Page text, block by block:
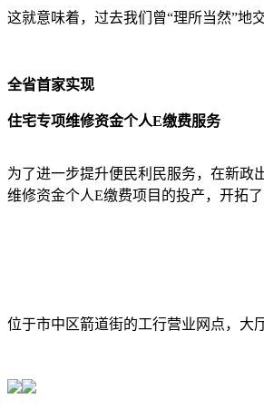
这就意味着，过去我们曾“理所当然”地
全省首家实现
住宅专项维修资金个人E缴费服务
为了进一步提升便民利民服务，在新政
维修资金个人E缴费项目的投产，开拓
位于市中区箭道街的工行营业网点，大